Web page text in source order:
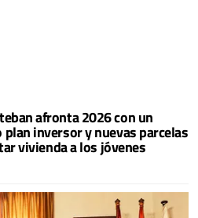
afronta 2026 con un
inversor y nuevas parcelas
vivienda a los jóvenes